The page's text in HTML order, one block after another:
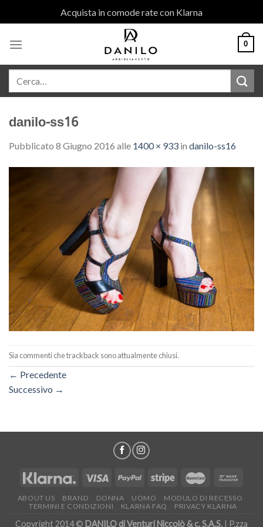
to
Acquista in comode rate con Klarna
0
danilo-ss16
Pubblicato 8 Giugno 2016 alle 1400 × 933 in danilo-ss16
Sia commenti che trackback sono attualmente chiusi.
← Precedente
Successivo →
ABOUT US BRAND DONNA UOMO
MODULO DI RECESSO
TERMINI E CONDIZIONI
KLARNA FAQ PRIVACY KLARNA
Copyright 2014 © DANILO di Venturi Niccolò & c. S.A.S. | P.zza